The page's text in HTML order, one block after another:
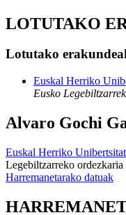
LOTUTAKO
Lotutako
Euskal Herriko
Eusko
Alvaro Gochi
Euskal Herriko
Legebiltzarreko ordezkaria
Harremanetarako datuak